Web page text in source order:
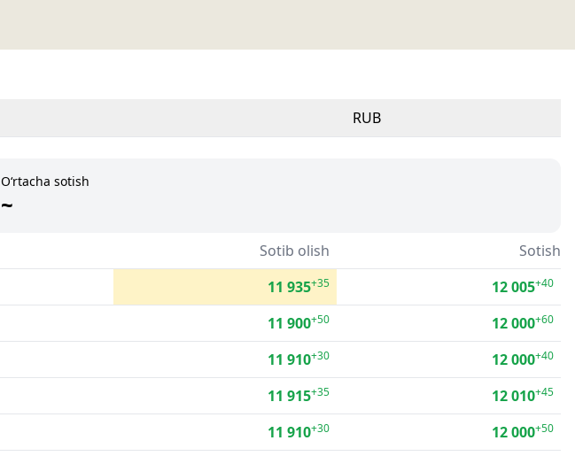
RUB
O‘rtacha sotish
~
Sotib olish
Sotish
11 935+35 12 005+40
11 900+50 12 000+60
11 910+30 12 000+40
11 915+35 12 010+45
11 910+30 12 000+50